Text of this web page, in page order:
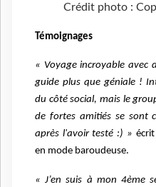
Crédit photo :
Témoignages
« Voyage incroyable avec
guide plus que géniale !
du côté social, mais le
de fortes amitiés se sont
après l'avoir testé :) »
en mode baroudeuse.
« J’en suis à mon 4ème